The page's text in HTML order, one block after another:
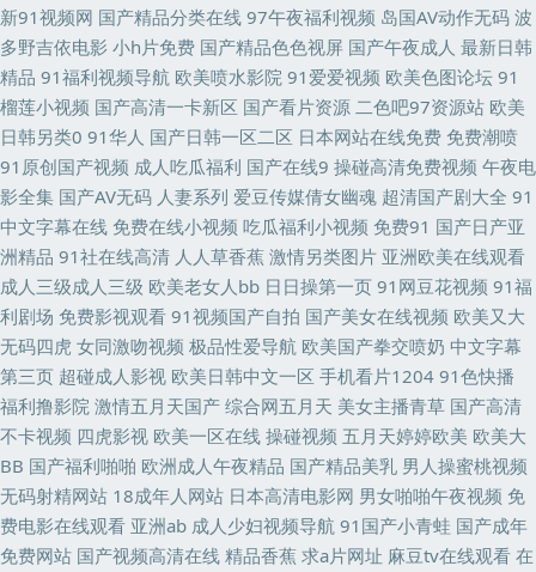
精福利 殴美性生话 91视额 东京热自慰自行车 极品视频久久青草 日韩无人区
电影 成人a在线网观看 老湿机app 五月花无码 av导航网站 东京热一二三 欧
美色五区 在线看av网址 99热这里只 国产推油在线观看 欧美少女性性交 三级
视频网站 亚洲欧美日韩簧片 欧美人妻自慰 97福利超碰在线 欧美操日本日本
激情文学亚洲 AV福利在线播放 福利所av 男同肛交免费视频 日本三级网站 伊
人干大香蕉 97在线视频 麻豆果冻大香蕉 亚洲色情小说网 肏逼123 九一一区
二区 人妻久久精品成人 五月花AV在线 99h片 福利社之免费区 激情欧美亚 美
女黄色网 五月停停影院 国产白丝自慰91 人人97 五月涩婷婷 av米奇影音 久
久91视频 日韩欧美自拍 五月天二区 91极速版在线看 欧洲三级网站在线 91
在线观看网址 福利电影偶偶 四虎永久蜜 91视屏观看 成人品人妻久久 后入巨
新91视频网 国产精品分类在线 97午夜福利视频 岛国AV动作无码 波
多野吉依电影 小h片免费 国产精品色色视屏 国产午夜成人 最新日韩
精品 91福利视频导航 欧美喷水影院 91爱爱视频 欧美色图论坛 91
榴莲小视频 国产高清一卡新区 国产看片资源 二色吧97资源站 欧美
日韩另类0 91华人 国产日韩一区二区 日本网站在线免费 免费潮喷
91原创国产视频 成人吃瓜福利 国产在线9 操碰高清免费视频 午夜电
影全集 国产AV无码 人妻系列 爱豆传媒倩女幽魂 超清国产剧大全 91
中文字幕在线 免费在线小视频 吃瓜福利小视频 免费91 国产日产亚
洲精品 91社在线高清 人人草香蕉 激情另类图片 亚洲欧美在线观看
成人三级成人三级 欧美老女人bb 日日操第一页 91网豆花视频 91福
利剧场 免费影视观看 91视频国产自拍 国产美女在线视频 欧美又大
无码四虎 女同激吻视频 极品性爱导航 欧美国产拳交喷奶 中文字幕
第三页 超碰成人影视 欧美日韩中文一区 手机看片1204 91色快播
福利撸影院 激情五月天国产 综合网五月天 美女主播青草 国产高清
不卡视频 四虎影视 欧美一区在线 操碰视频 五月天婷婷欧美 欧美大
BB 国产福利啪啪 欧洲成人午夜精品 国产精品美乳 男人操蜜桃视频
无码射精网站 18成年人网站 日本高清电影网 男女啪啪午夜视频 免
费电影在线观看 亚洲ab 成人少妇视频导航 91国产小青蛙 国产成年
免费网站 国产视频高清在线 精品香蕉 求a片网址 麻豆tv在线观看 在